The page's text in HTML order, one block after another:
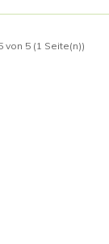
von 5 (1 Seite(n))